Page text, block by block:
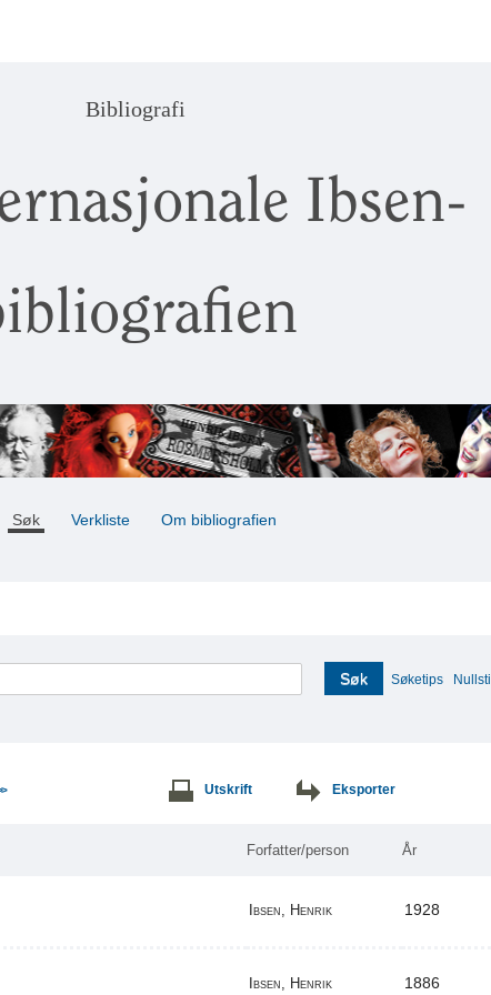
Bibliografi
Ibsen-
Søk Verkliste Om bibliografien
Søk Søketips Nullstill
Utskrift Eksporter
Forfatter/person År
Ibsen, Henrik 1928
Ibsen, Henrik 1886